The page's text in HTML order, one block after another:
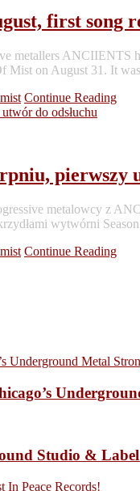
first song
metallers
Mist on August 31. It
Continue Reading
pierwszy
metalowcy z
wytwórni
Continue Reading
Studio &